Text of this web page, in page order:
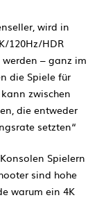
wird in
120Hz/HDR
– ganz im
die Spiele für
zwischen
die entweder
setzten“
Spielern
sind hohe
warum ein 4K